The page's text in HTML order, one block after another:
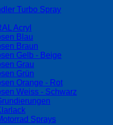
Turbo Spray
Acryl
Blau
Braun
Gelb - Beige
Grau
Grün
Orange - Rot
Weiss - Schwarz
Sprays